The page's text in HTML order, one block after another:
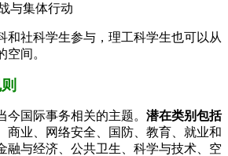
与集体行动
和社科学生参与，理工科学生也可以从
间。
今国际事务相关的主题。 潜在类别包括
商业、网络安全、国防、教育、就业和
融与经济、公共卫生、科学与技术、空